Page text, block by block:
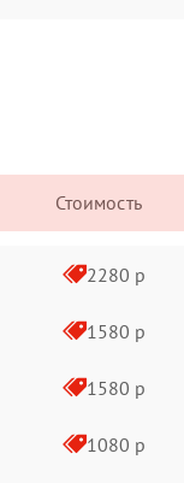
Стоимость
2280 р
1580 р
1580 р
1080 р